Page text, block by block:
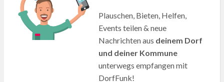
Plauschen, Bieten, Helfen,
Events teilen & neue
Nachrichten aus deinem Dorf
und deiner Kommune
unterwegs empfangen mit
DorfFunk!